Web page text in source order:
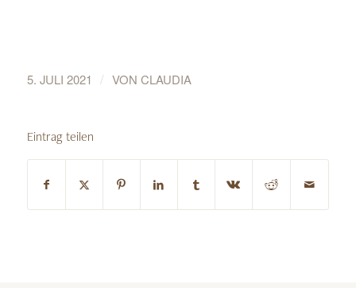
5. JULI 2021 / VON CLAUDIA
Eintrag teilen